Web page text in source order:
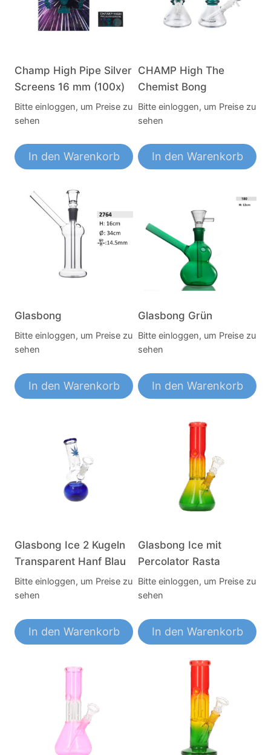
Champ High Pipe Silver
Screens 16 mm (100x)
Bitte einloggen, um Preise zu
sehen
In den Warenkorb
CHAMP High The
Chemist Bong
Bitte einloggen, um Preise zu
sehen
In den Warenkorb
Glasbong
Bitte einloggen, um Preise zu
sehen
In den Warenkorb
Glasbong Grün
Bitte einloggen, um Preise zu
sehen
In den Warenkorb
Glasbong Ice 2 Kugeln
Transparent Hanf Blau
Bitte einloggen, um Preise zu
sehen
In den Warenkorb
Glasbong Ice mit
Percolator Rasta
Bitte einloggen, um Preise zu
sehen
In den Warenkorb